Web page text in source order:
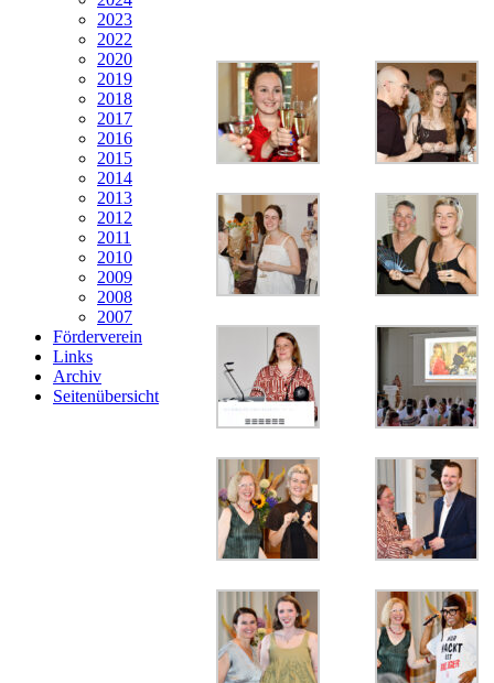
2023
2022
2020
2019
2018
2017
2016
2015
2014
2013
2012
2011
2010
2009
2008
2007
Förderverein
Links
Archiv
Seitenübersicht